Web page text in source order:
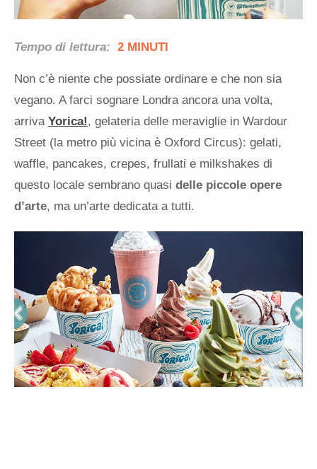
Tempo di lettura: 2 MINUTI
Non c’è niente che possiate ordinare e che non sia
vegano. A farci sognare Londra ancora una volta,
arriva Yorica!, gelateria delle meraviglie in Wardour
Street (la metro più vicina è Oxford Circus): gelati,
waffle, pancakes, crepes, frullati e milkshakes di
questo locale sembrano quasi delle piccole opere
d’arte, ma un’arte dedicata a tutti.